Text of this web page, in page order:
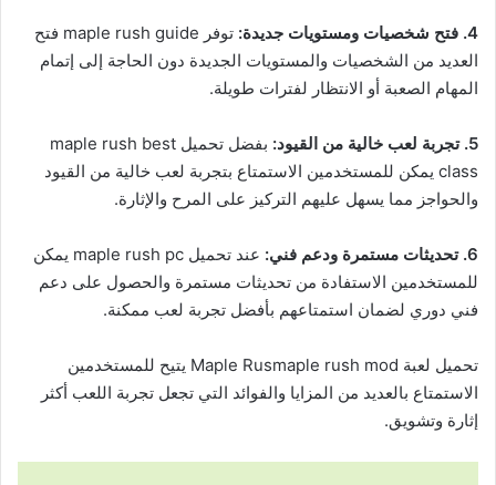
4. فتح شخصيات ومستويات جديدة:
توفر maple rush guide فتح
العديد من الشخصيات والمستويات الجديدة دون الحاجة إلى إتمام
المهام الصعبة أو الانتظار لفترات طويلة.
5. تجربة لعب خالية من القيود:
بفضل تحميل maple rush best
class يمكن للمستخدمين الاستمتاع بتجربة لعب خالية من القيود
والحواجز مما يسهل عليهم التركيز على المرح والإثارة.
6. تحديثات مستمرة ودعم فني:
عند تحميل maple rush pc يمكن
للمستخدمين الاستفادة من تحديثات مستمرة والحصول على دعم
فني دوري لضمان استمتاعهم بأفضل تجربة لعب ممكنة.
تحميل لعبة Maple Rusmaple rush mod يتيح للمستخدمين
الاستمتاع بالعديد من المزايا والفوائد التي تجعل تجربة اللعب أكثر
إثارة وتشويق.